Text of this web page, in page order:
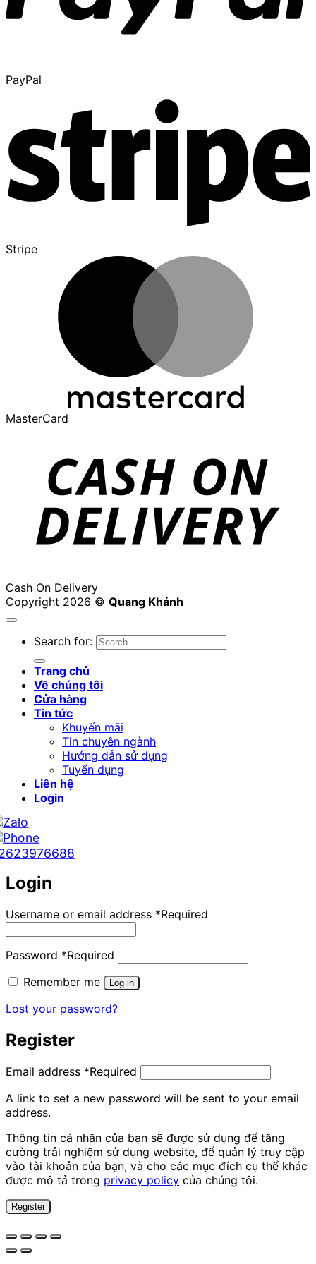
PayPal
Stripe
MasterCard
Cash On Delivery
Copyright 2026 © Quang Khánh
Search for:
Trang chủ
Về chúng tôi
Cửa hàng
Tin tức
Khuyến mãi
Tin chuyên ngành
Hướng dẫn sử dụng
Tuyển dụng
Liên hệ
Login
Login
Username or email address *Required
Password *Required
Remember me
Log in
Lost your password?
Register
Email address *Required
A link to set a new password will be sent to your email
address.
Thông tin cá nhân của bạn sẽ được sử dụng để tăng
cường trải nghiệm sử dụng website, để quản lý truy cập
vào tài khoản của bạn, và cho các mục đích cụ thể khác
được mô tả trong privacy policy của chúng tôi.
Register